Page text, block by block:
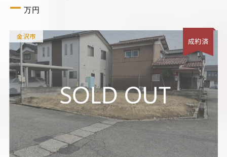
ー 万円
金沢市
成約済